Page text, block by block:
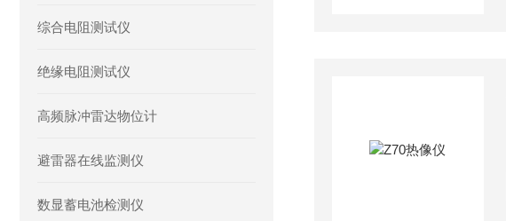
综合电阻测试仪
绝缘电阻测试仪
高频脉冲雷达物位计
避雷器在线监测仪
数显蓄电池检测仪